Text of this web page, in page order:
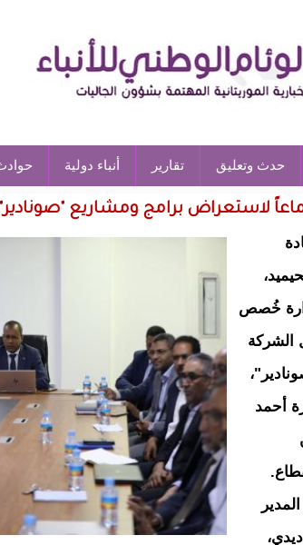
حدث وتعليق تقارير أنباء دولية
لاستعراض برامج ومشاريع "صونادير"
خُصص
الشركة
أحمد